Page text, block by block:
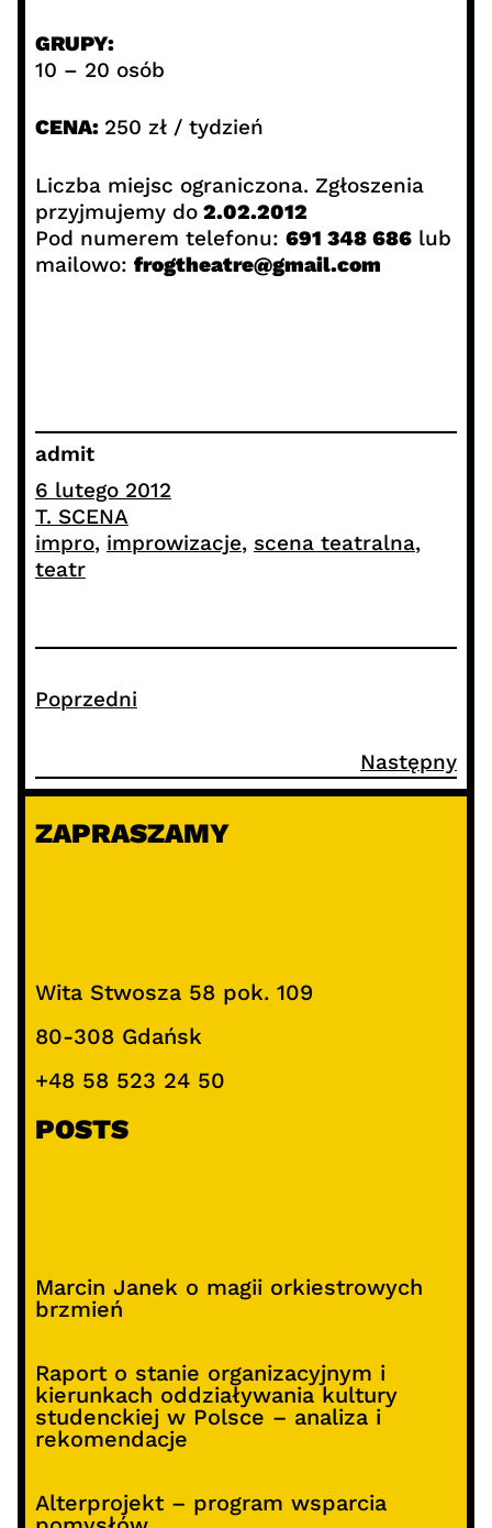
GRUPY:
10 – 20 osób
CENA: 250 zł / tydzień
Liczba miejsc ograniczona. Zgłoszenia
przyjmujemy do2.02.2012
Pod numerem telefonu: 691 348 686lub
mailowo: frogtheatre@gmail.com
admit
6 lutego 2012
T. SCENA
impro, improwizacje, scena teatralna ,
teatr
Poprzedni
Następny
ZAPRASZAMY
Wita Stwosza 58 pok. 109
80-308 Gdańsk
+48 58 523 24 50
POSTS
Marcin Janek o magii orkiestrowych
brzmień
Raport o stanie organizacyjnym i
kierunkach oddziaływania kultury
studenckiej w Polsce – analiza i
rekomendacje
Alterprojekt – program wsparcia